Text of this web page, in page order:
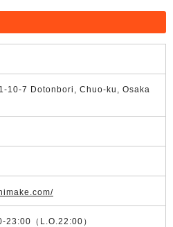
10-7 Dotonbori, Chuo-ku, Osaka
（L.O.22:00）